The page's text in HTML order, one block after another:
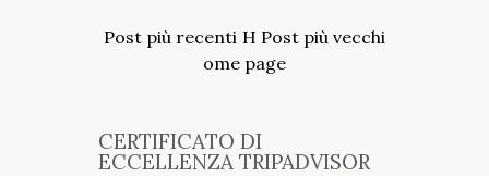
Post più recenti Post più vecchi
H
ome page
CERTIFICATO DI
ECCELLENZA TRIPADVISOR